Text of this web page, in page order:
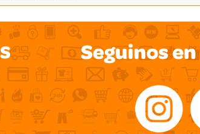
Seguinos